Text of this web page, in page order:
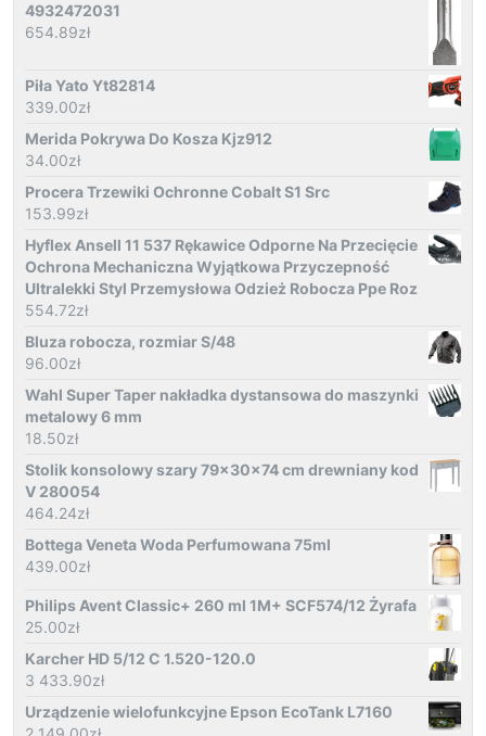
4932472031
654.89zł
Piła Yato Yt82814
339.00zł
Merida Pokrywa Do Kosza Kjz912
34.00zł
Procera Trzewiki Ochronne Cobalt S1 Src
153.99zł
Hyflex Ansell 11 537 Rękawice Odporne Na Przecięcie
Ochrona Mechaniczna Wyjątkowa Przyczepność
Ultralekki Styl Przemysłowa Odzież Robocza Ppe Roz
554.72zł
Bluza robocza, rozmiar S/48
96.00zł
Wahl Super Taper nakładka dystansowa do maszynki
metalowy 6 mm
18.50zł
Stolik konsolowy szary 79x30x74 cm drewniany kod
V 280054
464.24zł
Bottega Veneta Woda Perfumowana 75ml
439.00zł
Philips Avent Classic+ 260 ml 1M+ SCF574/12 Żyrafa
25.00zł
Karcher HD 5/12 C 1.520-120.0
3 433.90zł
Urządzenie wielofunkcyjne Epson EcoTank L7160